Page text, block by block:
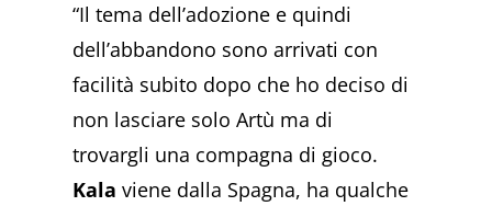
“Il tema dell’adozione e quindi
dell’abbandono sono arrivati con
facilità subito dopo che ho deciso di
non lasciare solo Artù ma di
trovargli una compagna di gioco.
Kala viene dalla Spagna, ha qualche